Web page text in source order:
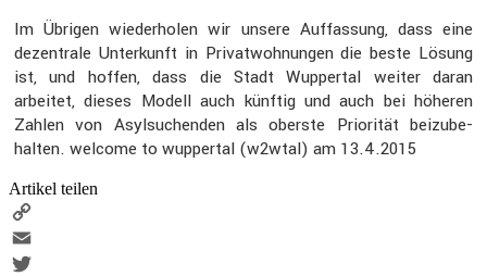
Im Übrigen wieder­holen wir unsere Auffas­sung, dass eine
dezen­trale Unter­kunft in Privat­woh­nungen die beste Lösung
ist, und hoffen, dass die Stadt Wuppertal weiter daran
arbeitet, dieses Modell auch künftig und auch bei höheren
Zahlen von Asylsu­chenden als oberste Priorität beizu­be­
halten. welcome to wuppertal (w2wtal) am 13.4.2015
Artikel teilen
Copy
Link
Email